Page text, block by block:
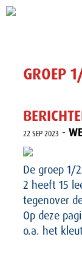
GROEP
22 SEP 2023 -
De groep 1/
2 heeft 15
tegenover
Op deze
o.a. het